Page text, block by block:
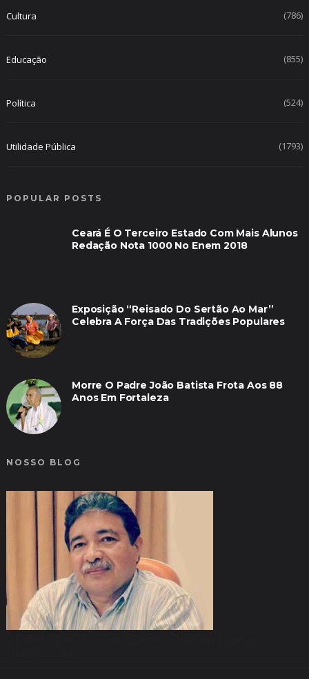
Cultura (786)
Educação (855)
Política (524)
Utilidade Pública (1793)
POPULAR POSTS
Ceará É O Terceiro Estado Com Mais Alunos
Redação Nota 1000 No Enem 2018
Exposição “Reisado Do Sertão Ao Mar”
Celebra A Força Das Tradições Populares
Morre O Padre João Batista Frota Aos 88
Anos Em Fortaleza
NOSSO BLOG